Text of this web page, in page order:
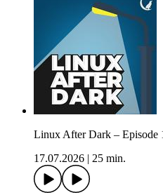
Linux After Dark – Episode
17.07.2026
25 min.